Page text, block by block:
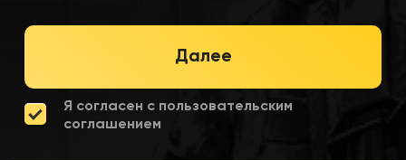
Далее
Я согласен с пользовательским
соглашением